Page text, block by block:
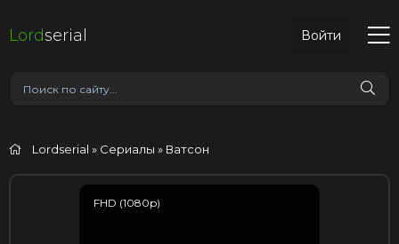
Lordserial Войти
Lordserial » Сериалы » Ватсон
FHD (1080p)